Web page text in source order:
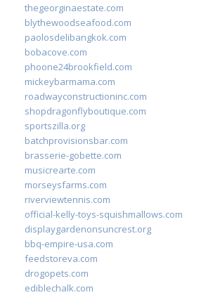
thegeorginaestate.com
blythewoodseafood.com
paolosdelibangkok.com
bobacove.com
phoone24brookfield.com
mickeybarmama.com
roadwayconstructioninc.com
shopdragonflyboutique.com
sportszilla.org
batchprovisionsbar.com
brasserie-gobette.com
musicrearte.com
morseysfarms.com
riverviewtennis.com
official-kelly-toys-squishmallows.com
displaygardenonsuncrest.org
bbq-empire-usa.com
feedstoreva.com
drogopets.com
ediblechalk.com